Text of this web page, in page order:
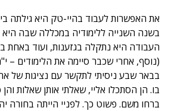
את האפשרות לעבוד בהיי-טק היא גילתה
בשנה השנייה ללימודיה במכללה שבה
העבודה היא נתקלה בגזענות, ועוד באחת
(נוסף, אחרי שכבר סיימה את הלימודים –
בבאר שבע ניסיתי לתקשר עם נציגות של
בו. הן הסתכלו אליי, שאלתי אותן שאלות
ברחו משם. פשוט כך. לפניי הייתה בחורה